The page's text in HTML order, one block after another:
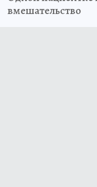
вмешательство